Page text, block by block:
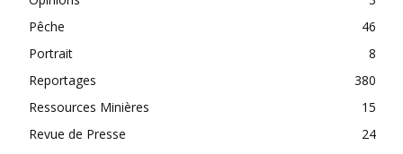
Pêche
46
Portrait
8
Reportages
380
Ressources Minières
15
Revue de Presse
24